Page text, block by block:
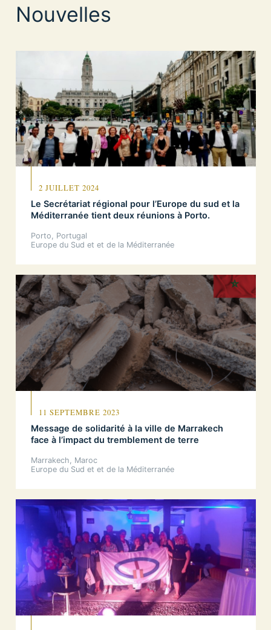
Nouvelles
2 JUILLET 2024
Le Secrétariat régional pour l’Europe du sud et la
Méditerranée tient deux réunions à Porto.
Porto, Portugal
Europe du Sud et et de la Méditerranée
11 SEPTEMBRE 2023
Message de solidarité à la ville de Marrakech
face à l’impact du tremblement de terre
Marrakech, Maroc
Europe du Sud et et de la Méditerranée